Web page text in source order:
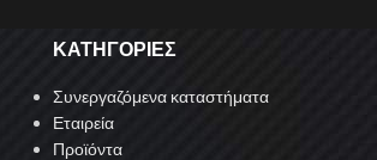
ΚΑΤΗΓΟΡΙΕΣ
Συνεργαζόμενα καταστήματα
Εταιρεία
Προϊόντα